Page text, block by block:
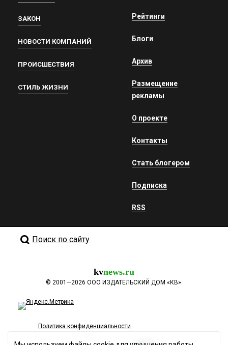
ЗАКОН
НОВОСТИ КОМПАНИЙ
ПРОИСШЕСТВИЯ
СТИЛЬ ЖИЗНИ
Рейтинги
Блоги
Архив
Размещение
рекламы
О проекте
Контакты
Стать блогером
Подписка
RSS
Поиск по сайту
kvnews.ru
© 2001—2026 ООО ИЗДАТЕЛЬСКИЙ ДОМ «КВ».
Политика конфиденциальности